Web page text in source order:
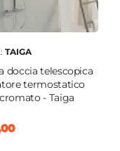
TAIGA
doccia telescopica
termostatico
- Taiga